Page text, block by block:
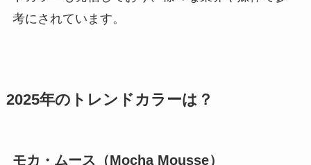
考にされています。
2025年のトレンドカラーは？
モカ・ムース（Mocha Mousse）